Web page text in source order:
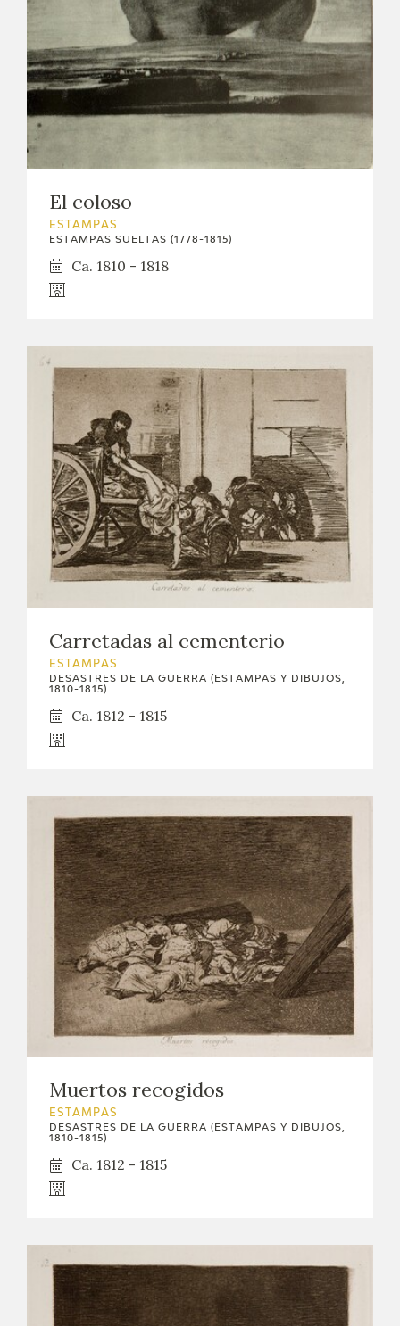
El coloso
ESTAMPAS
ESTAMPAS SUELTAS (1778-1815)
Ca. 1810 - 1818
Carretadas al cementerio
ESTAMPAS
DESASTRES DE LA GUERRA (ESTAMPAS Y DIBUJOS,
1810-1815)
Ca. 1812 - 1815
Muertos recogidos
ESTAMPAS
DESASTRES DE LA GUERRA (ESTAMPAS Y DIBUJOS,
1810-1815)
Ca. 1812 - 1815